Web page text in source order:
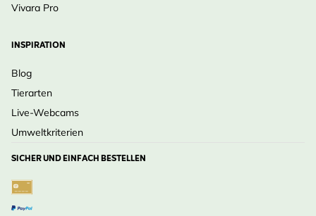
Vivara Pro
INSPIRATION
Blog
Tierarten
Live-Webcams
Umweltkriterien
SICHER UND EINFACH BESTELLEN